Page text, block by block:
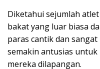
Diketahui sejumlah
bakat yang luar biasa
paras cantik dan
semakin antusias
mereka dilapangan.